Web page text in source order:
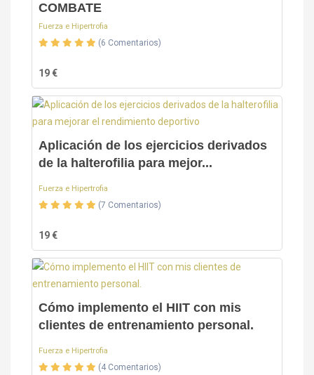
COMBATE
Fuerza e Hipertrofia
(6 Comentarios)
19 €
Aplicación de los ejercicios derivados
de la halterofilia para mejor...
Fuerza e Hipertrofia
(7 Comentarios)
19 €
Cómo implemento el HIIT con mis
clientes de entrenamiento personal.
Fuerza e Hipertrofia
(4 Comentarios)